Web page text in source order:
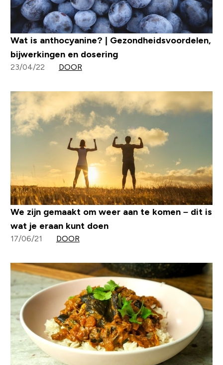
Wat is anthocyanine? | Gezondheidsvoordelen,
bijwerkingen en dosering
23/04/22 DOOR
We zijn gemaakt om weer aan te komen – dit is
wat je eraan kunt doen
17/06/21 DOOR